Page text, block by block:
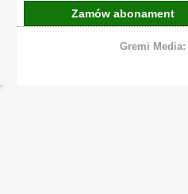
Zamów abonament
Gremi Media: